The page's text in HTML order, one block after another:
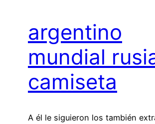
argentino
mundial
camiseta
A él le siguieron los también